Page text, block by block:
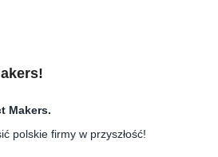
Makers.
polskie firmy w przyszłość!